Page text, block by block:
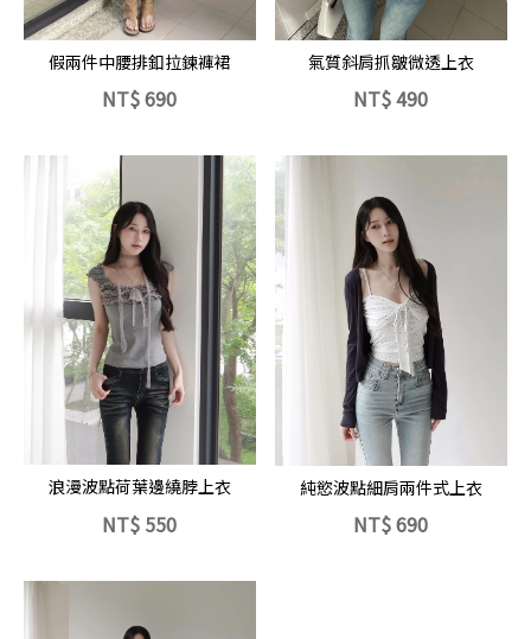
立即選購
假兩件中腰排釦拉鍊褲裙
NT$690
立即選購
氣質斜肩抓皺微透上衣
NT$490
立即選購
浪漫波點荷葉邊繞脖上衣
NT$ 550
立即選購
純慾波點細肩兩件式上衣
NT$690